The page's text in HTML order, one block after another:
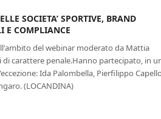
SOCIETA’ SPORTIVE, BRAND
E COMPLIANCE
del webinar moderato da Mattia
carattere penale.Hanno partecipato, in
Ida Palombella, Pierfilippo
(LOCANDINA)